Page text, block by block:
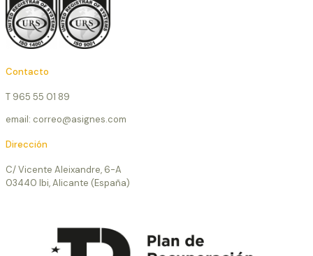
Contacto
T 965 55 01 89
email: correo@asignes.com
Dirección
C/ Vicente Aleixandre, 6-A
03440 Ibi, Alicante (España)